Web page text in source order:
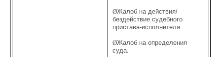
ØЖалоб на действия/
бездействие судебного
пристава-исполнителя.
ØЖалоб на определения
суда.